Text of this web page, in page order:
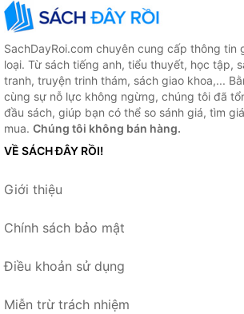
SachDayRoi.com chuyên cung cấp thông tin
loại. Từ sách tiếng anh, tiểu thuyết, học tập,
tranh, truyện trinh thám, sách giao khoa,...
cùng sự nỗ lực không ngừng, chúng tôi đã
đầu sách, giúp bạn có thể so sánh giá, tìm
mua. Chúng tôi không bán hàng.
VỀ SÁCH ĐÂY RỒI!
Giới thiệu
Chính sách bảo mật
Điều khoản sử dụng
Miễn trừ trách nhiệm